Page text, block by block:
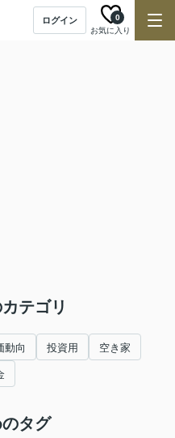
ログイン
お気に入り
0
テゴリ
動向 投資用 空き家
タグ